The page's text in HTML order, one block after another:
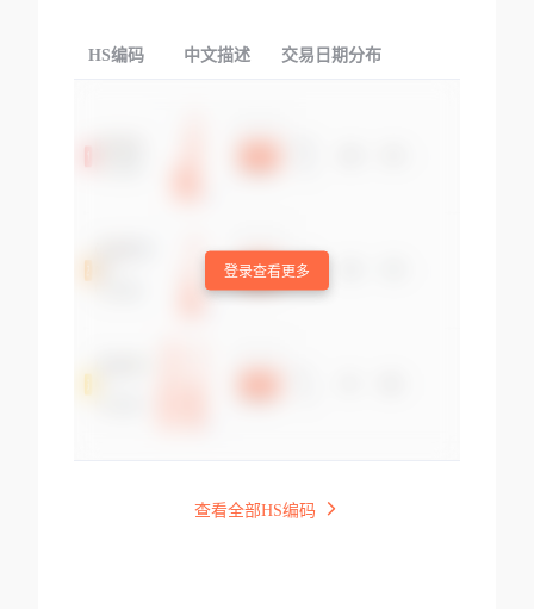
HS编码 中文描述 交易日期分布
登录查看更多
查看全部HS编码